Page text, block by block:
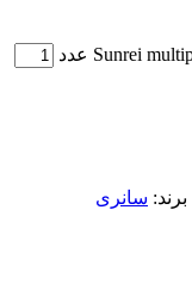
برند: سانری